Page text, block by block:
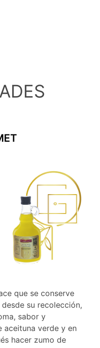
que se conserve
su recolección,
sabor y
aceituna verde y en
hacer zumo de